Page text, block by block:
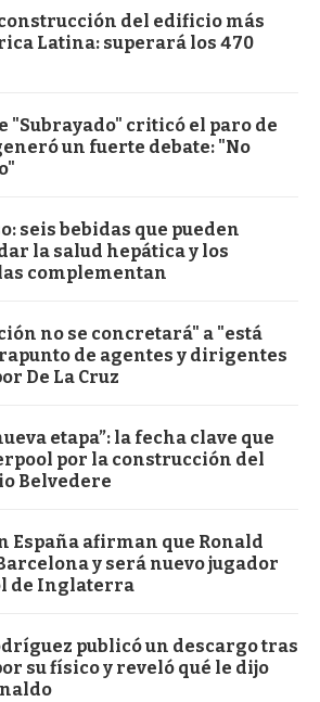
del edificio más
Latina: superará los 470
"Subrayado" criticó el paro de
un fuerte debate: "No
seis bebidas que pueden
la salud hepática y los
complementan
no se concretará" a "está
de agentes y dirigentes
De La Cruz
etapa”: la fecha clave que
por la construcción del
Belvedere
España afirman que Ronald
y será nuevo jugador
de Inglaterra
publicó un descargo tras
su físico y reveló qué le dijo